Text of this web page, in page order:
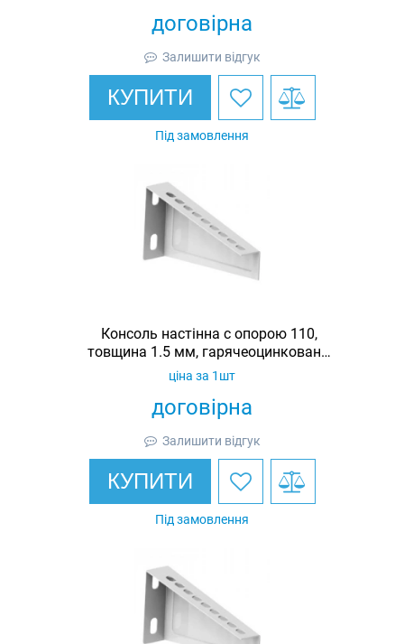
договірна
Залишити відгук
КУПИТИ
Під замовлення
Консоль настінна c опорою 110,
товщина 1.5 мм, гарячеоцинкована,
Ardic
договірна
ціна за 1шт
Залишити відгук
КУПИТИ
Під замовлення